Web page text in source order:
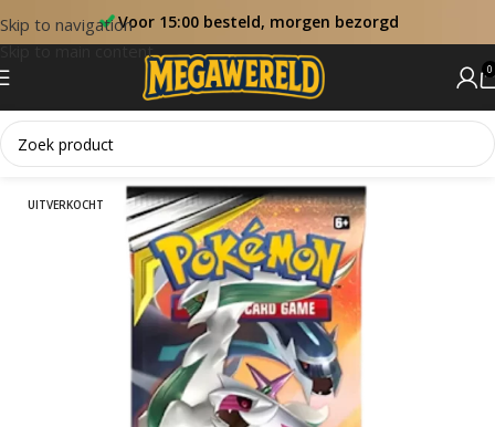
Skip to navigation
Skip to main content
Voor 15:00 besteld, morgen bezorgd
0
Home Booster Packs
UITVERKOCHT